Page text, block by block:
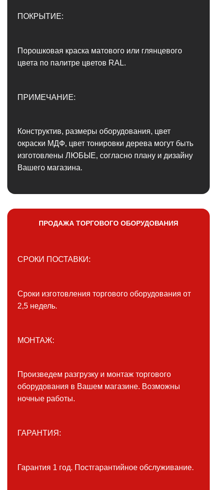
ПОКРЫТИЕ:
Порошковая краска матового или глянцевого
цвета по палитре цветов RAL.
ПРИМЕЧАНИЕ:
Конструктив, размеры оборудования, цвет
окраски МДФ, цвет тонировки дерева могут быть
изготовлены ЛЮБЫЕ, согласно плану и дизайну
Вашего магазина.
ПРОДАЖА ТОРГОВОГО ОБОРУДОВАНИЯ
СРОКИ ПОСТАВКИ:
Сроки изготовления торгового оборудования от
2,5 недель.
МОНТАЖ:
Произведем разгрузку и монтаж торгового
оборудования в Вашем магазине. Возможны
ночные работы.
ГАРАНТИЯ:
Гарантия 1 год. Постгарантийное обслуживание.